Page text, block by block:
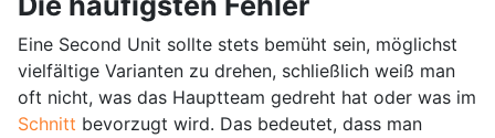
Eine Second Unit sollte stets bemüht sein, möglichst
vielfältige Varianten zu drehen, schließlich weiß man
oft nicht, was das Hauptteam gedreht hat oder was im
Schnitt bevorzugt wird. Das bedeutet, dass man